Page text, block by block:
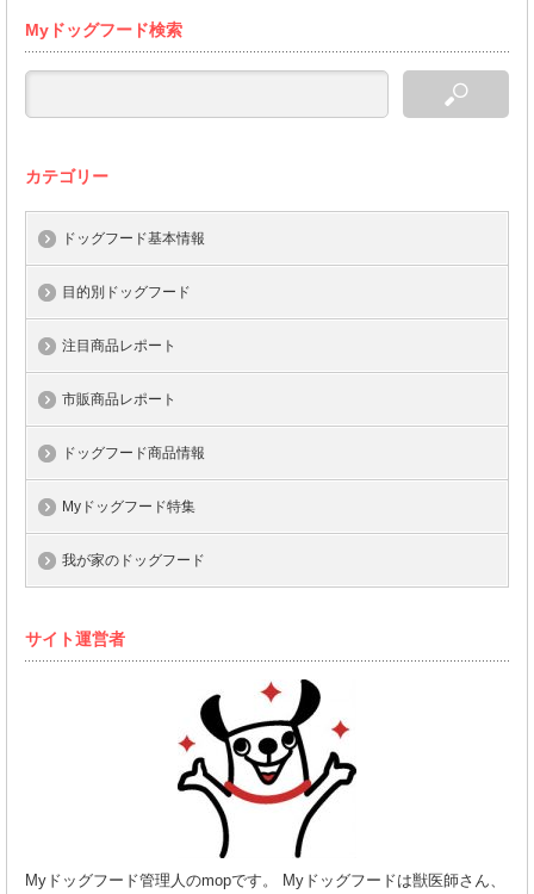
Myドッグフード検索
カテゴリー
ドッグフード基本情報
目的別ドッグフード
注目商品レポート
市販商品レポート
ドッグフード商品情報
Myドッグフード特集
我が家のドッグフード
サイト運営者
Myドッグフード管理人のmopです。 Myドッグフードは獣医師さん、